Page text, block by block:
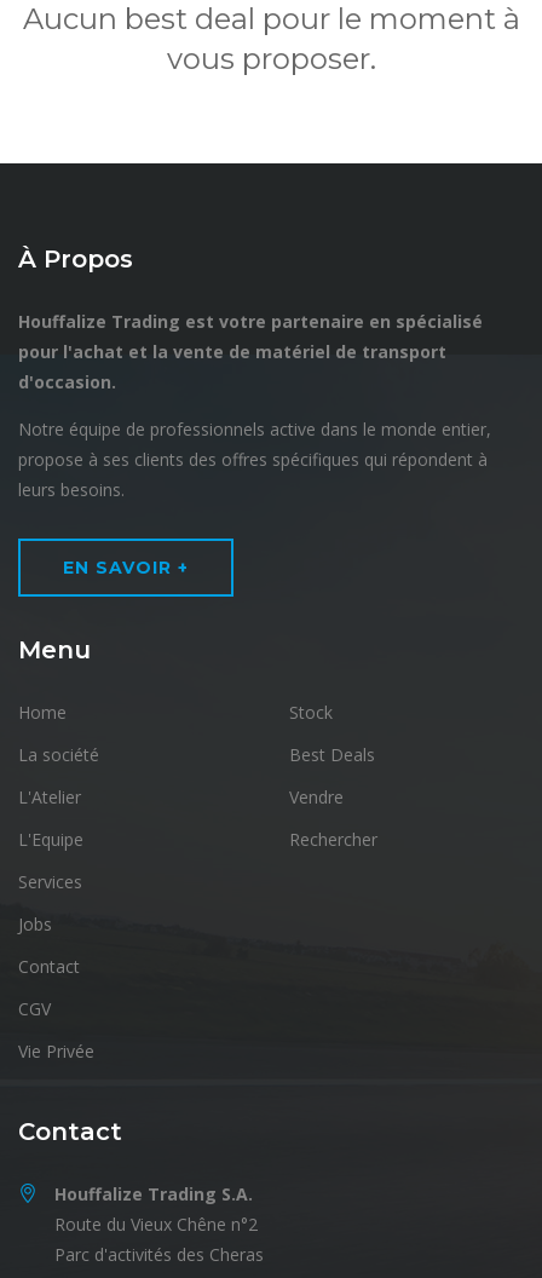
Aucun best deal pour le moment à
vous proposer.
À Propos
Houffalize Trading est votre partenaire en spécialisé
pour l'achat et la vente de matériel de transport
d'occasion.
Notre équipe de professionnels active dans le monde entier,
propose à ses clients des offres spécifiques qui répondent à
leurs besoins.
EN SAVOIR +
Menu
Home
La société
L'Atelier
L'Equipe
Services
Jobs
Contact
CGV
Vie Privée
Stock
Best Deals
Vendre
Rechercher
Contact
Houffalize Trading S.A.
Route du Vieux Chêne n°2
Parc d'activités des Cheras